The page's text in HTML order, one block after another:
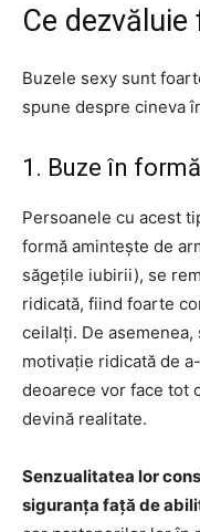
Ce
Buzele sexy sunt
spune despre cineva
1. Buze în
Persoanele cu acest
formă amintește de
săgețile iubirii), se
ridicată, fiind foarte
ceilalți. De
motivație ridicată de
deoarece vor face tot
devină realitate.
Senzualitatea lor
siguranța față de